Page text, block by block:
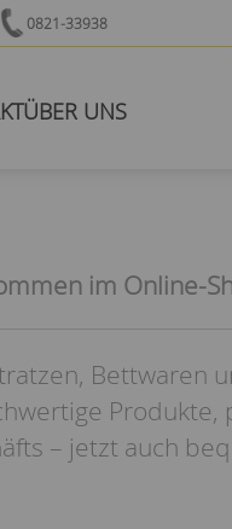
0821-33938
ÜBER UNS
im Online-
Bettwaren
– jetzt auch